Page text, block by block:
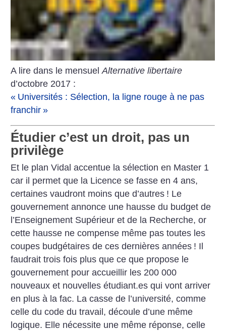
A lire dans le mensuelAlternative libertaire
d’octobre 2017 :
« Universités : Sélection, la ligne rouge à ne pas
franchir »
Étudier c’est un droit, pas un
privilège
Et le plan Vidal accentue la sélection en Master 1
car il permet que la Licence se fasse en 4 ans,
certaines vaudront moins que d’autres ! Le
gouvernement annonce une hausse du budget de
l’Enseignement Supérieur et de la Recherche, or
cette hausse ne compense même pas toutes les
coupes budgétaires de ces dernières années ! Il
faudrait trois fois plus que ce que propose le
gouvernement pour accueillir les 200 000
nouveaux et nouvelles étudiant.es qui vont arriver
en plus à la fac. La casse de l’université, comme
celle du code du travail, découle d’une même
logique. Elle nécessite une même réponse, celle